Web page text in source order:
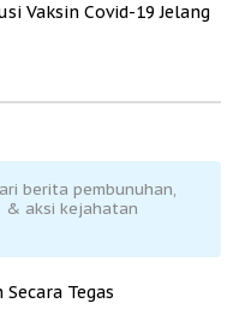
Vaksin Covid-19 Jelang
berita pembunuhan,
& aksi kejahatan
Tegas